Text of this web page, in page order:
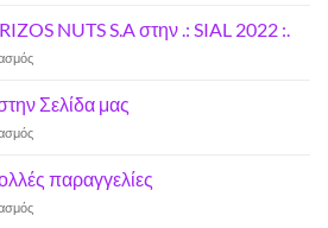
ΝΕΑ
ΣΟΚΟΛΑΤΑΣ
ΣΥΝΤΟΜΑ
Λαχταριστό
Χαρτί
για
NUTS S.A στην .: SIAL 2022 :.
στο
της
NUTS
στην
SIAL
Σελίδα μας
στο
ήλθατε
στην
Σελίδα
παραγγελίες
στο